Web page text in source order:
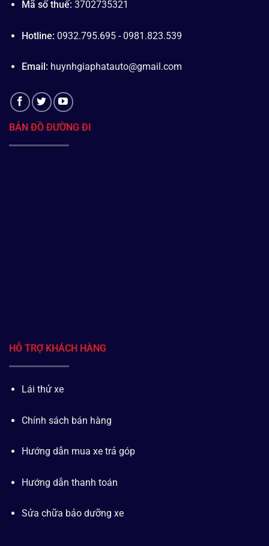
Mã số thuế: 3702735321
Hotline: 0932.795.695 - 0981.823.539
Email: huynhgiaphatauto@gmail.com
BẢN ĐỒ ĐƯỜNG ĐI
HỖ TRỢ KHÁCH HÀNG
Lái thử xe
Chính sách bán hàng
Hướng dẫn mua xe trả góp
Hướng dẫn thanh toán
Sửa chữa bảo dưỡng xe